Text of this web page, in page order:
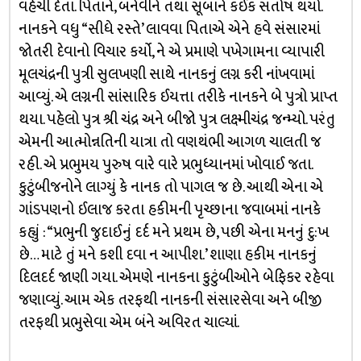
વહેંચી દેતા. પિતાને, બનેવીને તથા સૂબાને કંઈક સંતોષ થયો.
નાનકને વધુ “સીધે રસ્તે’ લાવવા પિતાએ એને હવે સંસારમાં
જોતરી દેવાનો વિચાર કર્યો, ને એ પ્રમાણે પખેગામના વ્યાપારી
મૂલચંદ્રની પુત્રી સુલખણી સાથે નાનકનું લગ્ન કરી નાંખવામાં
આવ્યું. એ લગ્નની સાંસારિક ઈયત્તા તરીકે નાનકને બે પુત્રો પ્રાપ્ત
થયા. પહેલો પુત્ર શ્રી ચંદ્ર અને બીજો પુત્ર લક્ષ્મીચંદ્ર જન્મ્યો. પરંતુ
એમની આત્મોન્નતિની યાત્રા તો વણથંભી આગળ ચાલતી જ
રહી. એ પ્રભુમય પુરુષ વારે વારે પ્રભુધ્યાનમાં ખોવાઈ જતા.
કુટુંબીજનોને લાગ્યું કે નાનક તો પાગલ જ છે. આથી એના એ
ગાંડપણનો ઈલાજ કરતા હકીમની પૃચ્છાના જવાબમાં નાનકે
કહ્યું : “પ્રભુની જુદાઈનું દર્દ મને પ્રથમ છે, પછી એના મનનું દુ:ખ
છે… માટે તું મને કશી દવા ન આપીશ.’ શાણા હકીમ નાનકનું
દિલદર્દ જાણી ગયા. એમણે નાનકના કુટુંબીઓને બેફિકર રહેવા
જણાવ્યું. આમ એક તરફથી નાનકની સંસારસેવા અને બીજી
તરફથી પ્રભુસેવા એમ બંને અવિરત ચાલ્યાં.